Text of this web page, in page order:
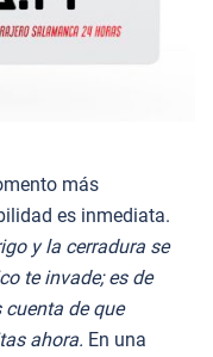
más
es inmediata.
y la cerradura se
te invade; es de
de que
ahora. En una